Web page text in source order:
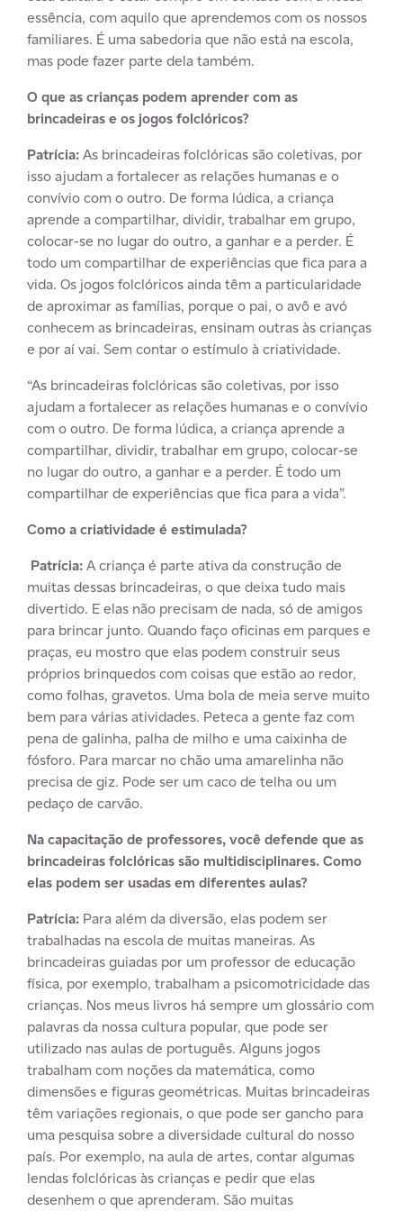
essência, com aquilo que aprendemos com os nossos
familiares. É uma sabedoria que não está na escola,
mas pode fazer parte dela também.
O que as crianças podem aprender com as
brincadeiras e os jogos folclóricos?
Patrícia:As brincadeiras folclóricas são coletivas, por
isso ajudam a fortalecer as relações humanas e o
convívio com o outro. De forma lúdica, a criança
aprende a compartilhar, dividir, trabalhar em grupo,
colocar-se no lugar do outro, a ganhar e a perder. É
todo um compartilhar de experiências que fica para a
vida. Os jogos folclóricos ainda têm a particularidade
de aproximar as famílias, porque o pai, o avô e avó
conhecem as brincadeiras, ensinam outras às crianças
e por aí vai. Sem contar o estímulo à criatividade.
“As brincadeiras folclóricas são coletivas, por isso
ajudam a fortalecer as relações humanas e o convívio
com o outro. De forma lúdica, a criança aprende a
compartilhar, dividir, trabalhar em grupo, colocar-se
no lugar do outro, a ganhar e a perder. É todo um
compartilhar de experiências que fica para a vida”.
Como a criatividade é estimulada?
Patrícia:A criança é parte ativa da construção de
muitas dessas brincadeiras, o que deixa tudo mais
divertido. E elas não precisam de nada, só de amigos
para brincar junto. Quando faço oficinas em parques e
praças, eu mostro que elas podem construir seus
próprios brinquedos com coisas que estão ao redor,
como folhas, gravetos. Uma bola de meia serve muito
bem para várias atividades. Peteca a gente faz com
pena de galinha, palha de milho e uma caixinha de
fósforo. Para marcar no chão uma amarelinha não
precisa de giz. Pode ser um caco de telha ou um
pedaço de carvão.
Na capacitação de professores, você defende que as
brincadeiras folclóricas são multidisciplinares. Como
elas podem ser usadas em diferentes aulas?
Patrícia: Para além da diversão, elas podem ser
trabalhadas na escola de muitas maneiras. As
brincadeiras guiadas por um professor de educação
física, por exemplo, trabalham a psicomotricidade das
crianças. Nos meus livros há sempre um glossário com
palavras da nossa cultura popular, que pode ser
utilizado nas aulas de português. Alguns jogos
trabalham com noções da matemática, como
dimensões e figuras geométricas. Muitas brincadeiras
têm variações regionais, o que pode ser gancho para
uma pesquisa sobre a diversidade cultural do nosso
país. Por exemplo, na aula de artes, contar algumas
lendas folclóricas às crianças e pedir que elas
desenhem o que aprenderam. São muitas